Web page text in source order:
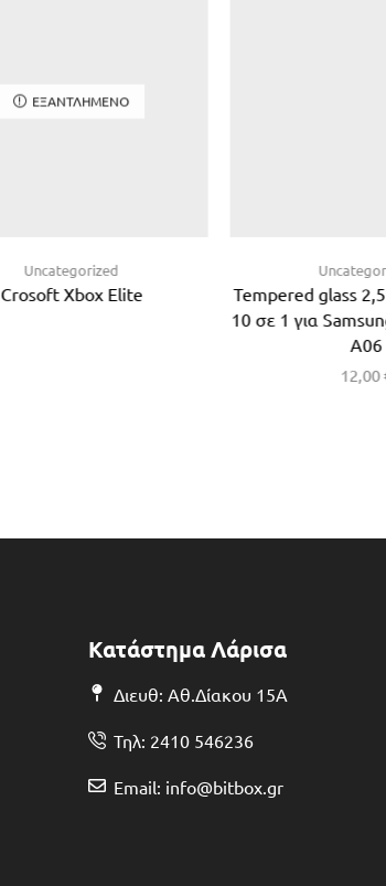
ΕΞΑΝΤΛΗΜΈΝΟ
Uncategorized
Crosoft Xbox Elite
Tempered glass
10 σε 1 για
Α06
12,00
Κατάστημα Λάρισα
Διευθ: Αθ.Δίακου 15Α
Τηλ: 2410 546236
Email: info@bitbox.gr